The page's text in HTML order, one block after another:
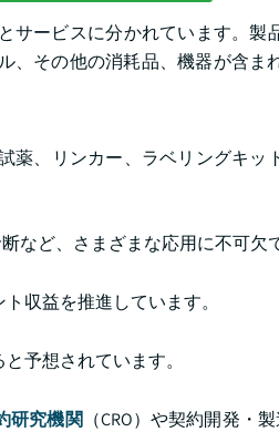
ービスに分かれています。製
、その他の消耗品、機器が含ま
薬、リンカー、ラベリングキッ
など、さまざまな応用に不可欠
収益を推進しています。
予想されています。
研究機関（CRO）や契約開発・